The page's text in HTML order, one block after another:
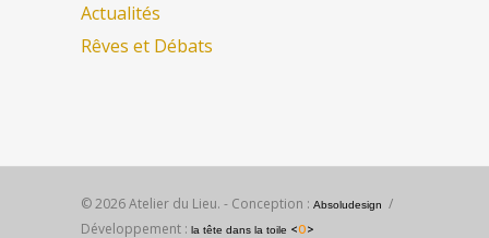
Actualités
Rêves et Débats
© 2026 Atelier du Lieu. - Conception : Absoludesign
/
Développement : la tête dans la toile <O>